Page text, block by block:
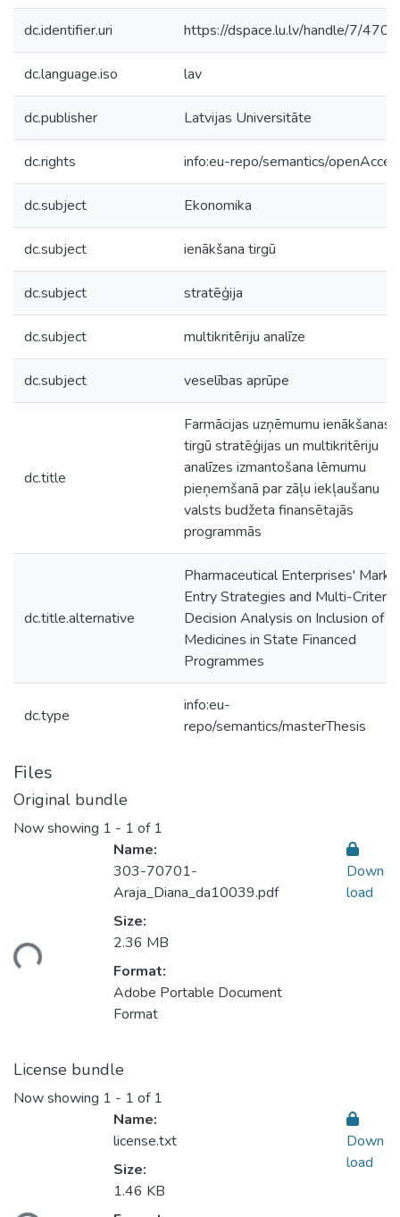
dc.identifier.uri https://dspace.lu.lv/handle/7/
dc.language.iso lav
dc.publisher Latvijas Universitāte
dc.rights info:eu-repo/semantics/
dc.subject Ekonomika
dc.subject ienākšana tirgū
dc.subject stratēģija
dc.subject multikritēriju analīze
dc.subject veselības aprūpe
dc.title
Farmācijas uzņēmumu ienākšanas
tirgū stratēģijas un multikritēriju
analīzes izmantošana lēmumu
pieņemšanā par zāļu iekļaušanu
valsts budžeta finansētajās
programmās
dc.title.alternative
Pharmaceutical Enterprises'
Entry Strategies and Multi-Criteria
Decision Analysis on Inclusion of
Medicines in State Financed
Programmes
dc.type
info:eu-
repo/semantics/masterThesis
Files
Original bundle
Now showing 1 - 1 of 1
Name:
303-70701-
Araja_Diana_da10039.pdf
Size:
2.36 MB
Format:
Adobe Portable Document
Format
Down
load
License bundle
Now showing 1 - 1 of 1
Name:
license.txt
Size:
1.46 KB
Down
load